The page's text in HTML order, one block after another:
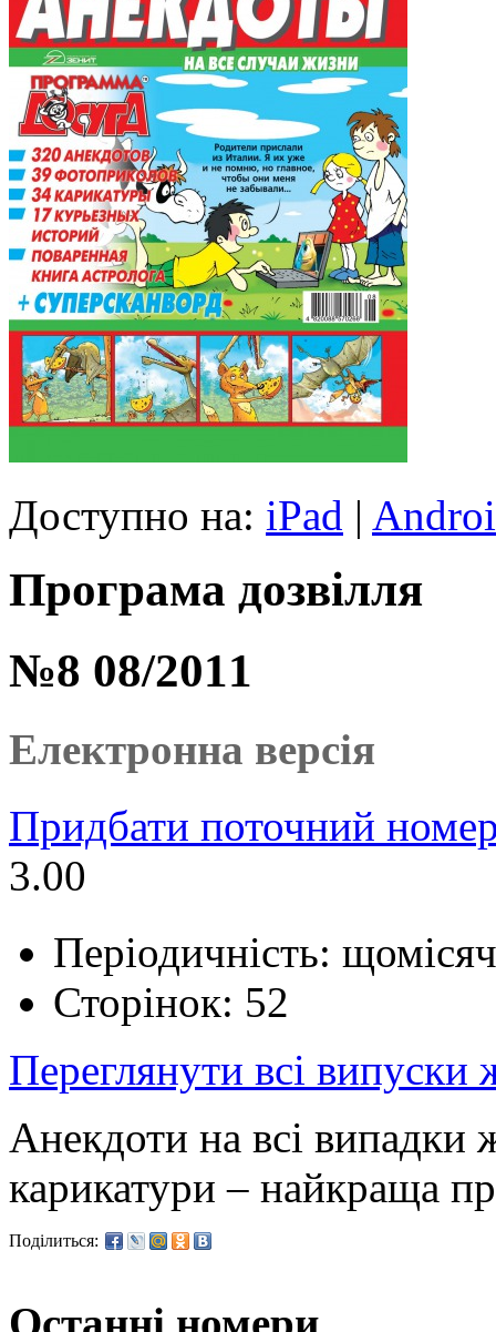
Доступно на: iPad |
Програма дозвілля
№8 08/2011
Електронна версія
Придбати поточний
3.00
Періодичність:
Сторінок: 52
Переглянути всі випуски
Анекдоти на всі випадки
карикатури – найкраща
Поділиться: